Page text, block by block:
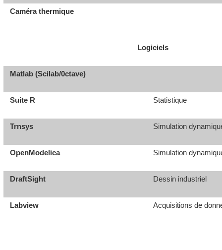
Caméra thermique
Logiciels
Matlab (Scilab/0ctave)
Suite R Statistique
Trnsys Simulation
OpenModelica Simulation
DraftSight Dessin industriel
Labview Acquisitions de